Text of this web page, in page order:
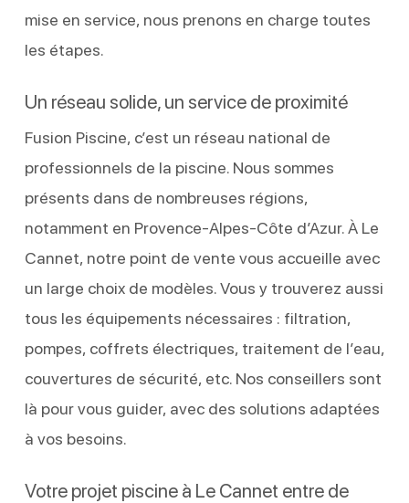
mise en service, nous prenons en charge toutes
les étapes.
Un réseau solide, un service de proximité
Fusion Piscine, c’est un réseau national de
professionnels de la piscine. Nous sommes
présents dans de nombreuses régions,
notamment en Provence-Alpes-Côte d’Azur. À Le
Cannet, notre point de vente vous accueille avec
un large choix de modèles. Vous y trouverez aussi
tous les équipements nécessaires : filtration,
pompes, coffrets électriques, traitement de l’eau,
couvertures de sécurité, etc. Nos conseillers sont
là pour vous guider, avec des solutions adaptées
à vos besoins.
Votre projet piscine à Le Cannet entre de